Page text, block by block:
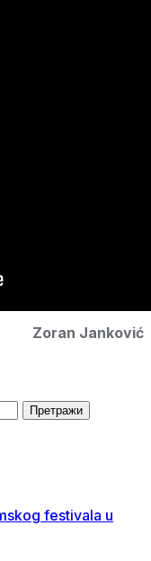
Zoran Janković
festivala u